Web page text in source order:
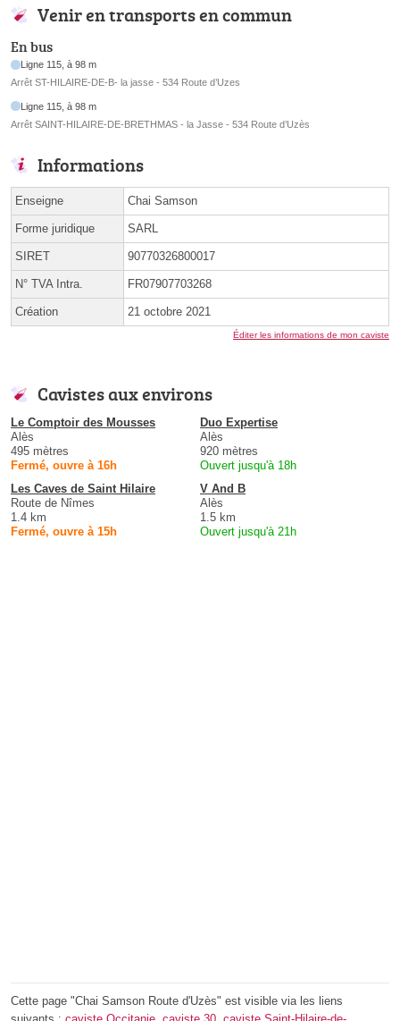
Venir en transports en commun
En bus
Ligne 115, à 98 m
Arrêt ST-HILAIRE-DE-B- la jasse - 534 Route d’Uzes
Ligne 115, à 98 m
Arrêt SAINT-HILAIRE-DE-BRETHMAS - la Jasse - 534 Route d’Uzès
Informations
Enseigne Chai Samson
Forme juridique SARL
SIRET 90770326800017
N° TVA Intra. FR07907703268
Création 21 octobre 2021
Éditer les informations de mon caviste
Cavistes aux environs
Le Comptoir des Mousses
Alès
495 mètres
Fermé, ouvre à 16h
Duo Expertise
Alès
920 mètres
Ouvert jusqu'à 18h
Les Caves de Saint Hilaire
Route de Nîmes
1.4 km
Fermé, ouvre à 15h
V And B
Alès
1.5 km
Ouvert jusqu'à 21h
Cette page "Chai Samson Route d'Uzès" est visible via les liens